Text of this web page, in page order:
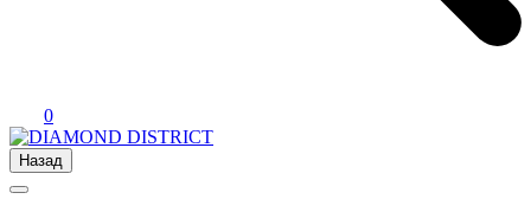
0
Назад